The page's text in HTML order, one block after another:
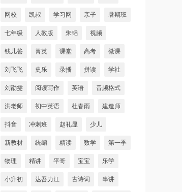
网校 凯叔 学习网 亲子 暑期班
七年级 人教版 朱韬 视频
钱儿爸 菁英 课堂 高考 微课
刘飞飞 史乐 录播 拼读 学社
刘勖雯 阅读写作 英语 音频格式
洪老师 初中英语 杜春雨 建造师
抖音 冲刺班 赵礼显 少儿
新教材 统编 精读 数学 第一季
物理 精讲 平哥 宝宝 乐学
小升初 达吾力江 古诗词 串讲